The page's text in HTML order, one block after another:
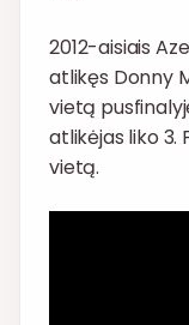
2012-aisiais
atlikęs Donny
vietą
atlikėjas liko 3.
vietą.